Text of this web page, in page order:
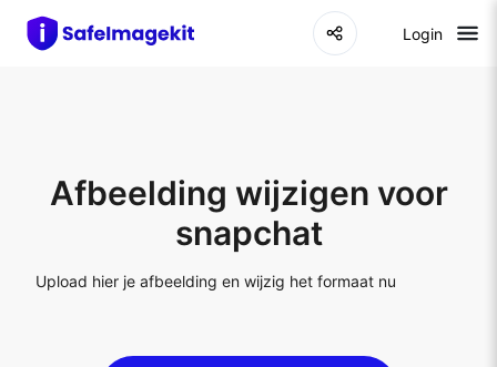
Login
Afbeelding wijzigen voor
snapchat
Upload hier je afbeelding en wijzig het formaat nu